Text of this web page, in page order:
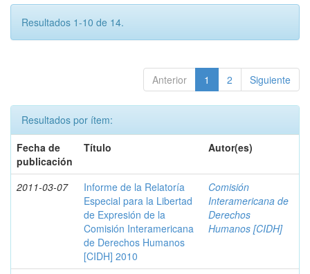
Resultados 1-10 de 14.
Anterior 1 2 Siguiente
Resultados por ítem:
Fecha de
publicación
Título Autor(es)
2011-03-07
Informe de la Relatoría
Especial para la Libertad
de Expresión de la
Comisión Interamericana
de Derechos Humanos
[CIDH] 2010
Comisión
Interamericana de
Derechos
Humanos [CIDH]